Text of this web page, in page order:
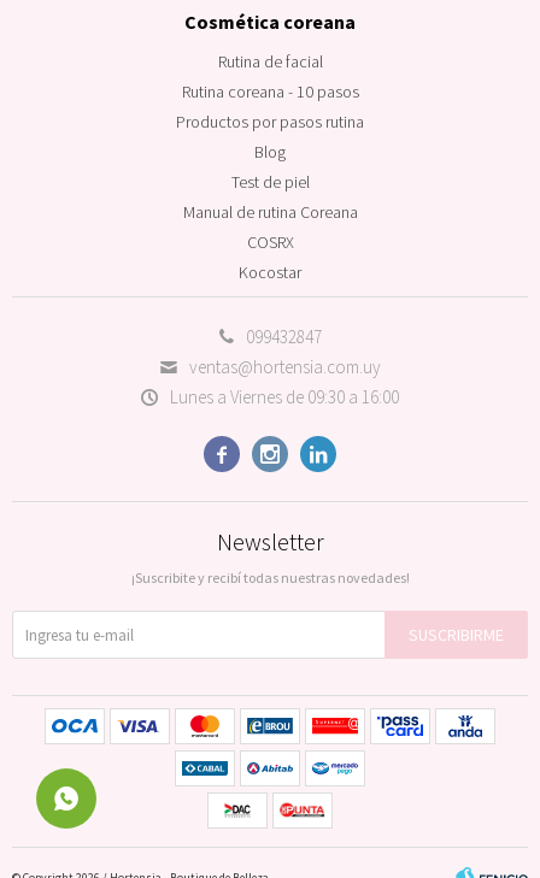
099432847
ventas@hortensia.com.uy
Lunes a Viernes de 09:30 a 16:00
  
Cosmética coreana
Rutina de facial
Rutina coreana - 10 pasos
Productos por pasos rutina
Blog
Test de piel
Manual de rutina Coreana
COSRX
Kocostar
Newsletter
¡Suscribite y recibí todas nuestras novedades!
SUSCRIBIRME